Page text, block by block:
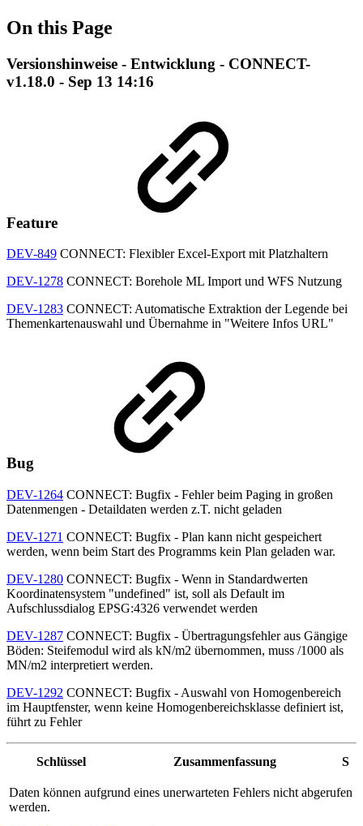
On this Page
Versionshinweise - Entwicklung - CONNECT-
v1.18.0 - Sep 13 14:16
Feature
DEV-849 CONNECT: Flexibler Excel-Export mit Platzhaltern
DEV-1278 CONNECT: Borehole ML Import und WFS Nutzung
DEV-1283 CONNECT: Automatische Extraktion der Legende bei
Themenkartenauswahl und Übernahme in "Weitere Infos URL"
Bug
DEV-1264 CONNECT: Bugfix - Fehler beim Paging in großen
Datenmengen - Detaildaten werden z.T. nicht geladen
DEV-1271 CONNECT: Bugfix - Plan kann nicht gespeichert
werden, wenn beim Start des Programms kein Plan geladen war.
DEV-1280 CONNECT: Bugfix - Wenn in Standardwerten
Koordinatensystem "undefined" ist, soll als Default im
Aufschlussdialog EPSG:4326 verwendet werden
DEV-1287 CONNECT: Bugfix - Übertragungsfehler aus Gängige
Böden: Steifemodul wird als kN/m2 übernommen, muss /1000 als
MN/m2 interpretiert werden.
DEV-1292 CONNECT: Bugfix - Auswahl von Homogenbereich
im Hauptfenster, wenn keine Homogenbereichsklasse definiert ist,
führt zu Fehler
Schlüssel Zusammenfassung S
Daten können aufgrund eines unerwarteten Fehlers nicht abgerufen
werden.